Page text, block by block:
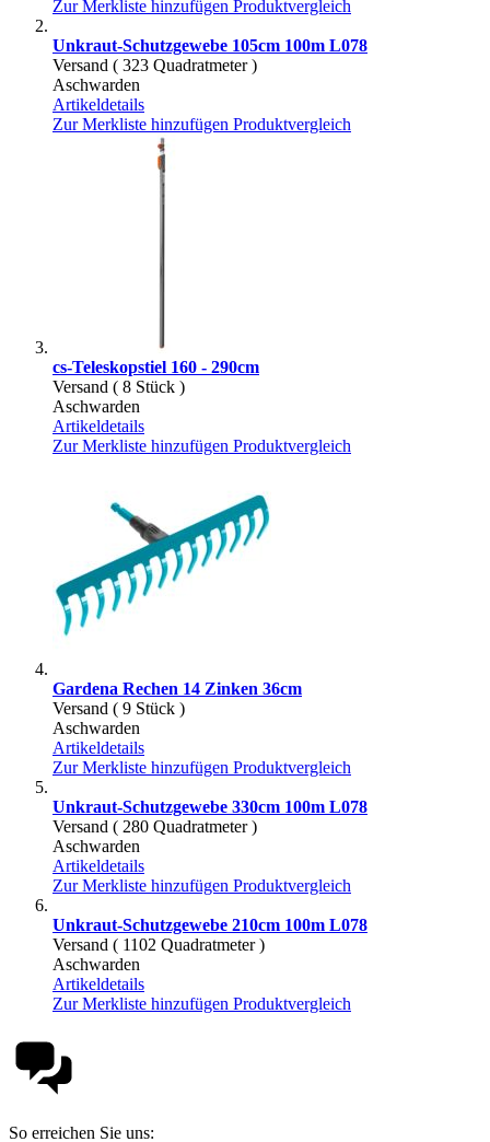
Zur Merkliste hinzufügen Produktvergleich
Unkraut-Schutzgewebe 105cm 100m L078
Versand ( 323 Quadratmeter )
Aschwarden
Artikeldetails
Zur Merkliste hinzufügen Produktvergleich
cs-Teleskopstiel 160 - 290cm
Versand ( 8 Stück )
Aschwarden
Artikeldetails
Zur Merkliste hinzufügen Produktvergleich
Gardena Rechen 14 Zinken 36cm
Versand ( 9 Stück )
Aschwarden
Artikeldetails
Zur Merkliste hinzufügen Produktvergleich
Unkraut-Schutzgewebe 330cm 100m L078
Versand ( 280 Quadratmeter )
Aschwarden
Artikeldetails
Zur Merkliste hinzufügen Produktvergleich
Unkraut-Schutzgewebe 210cm 100m L078
Versand ( 1102 Quadratmeter )
Aschwarden
Artikeldetails
Zur Merkliste hinzufügen Produktvergleich
So erreichen Sie uns: